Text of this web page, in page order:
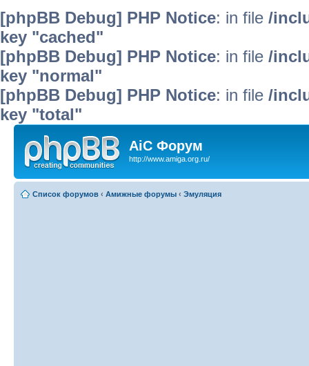
[phpBB Debug] PHP Notice: in file /
key "cached"
[phpBB Debug] PHP Notice: in file /
key "normal"
[phpBB Debug] PHP Notice: in file /
key "total"
AiC Форум
http://www.amiga.org.ru/
Список форумов ‹ Амижные форумы ‹ Эмуляция